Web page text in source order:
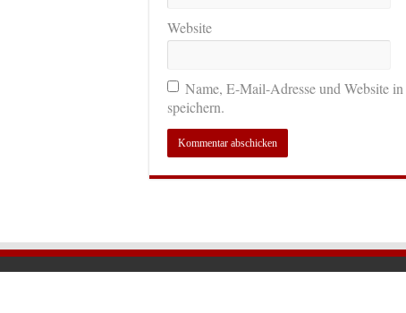
Website
Name, E-Mail-Adresse und Website
speichern.